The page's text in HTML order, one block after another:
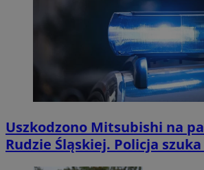
Uszkodzono Mitsubishi na
Rudzie Śląskiej. Policja